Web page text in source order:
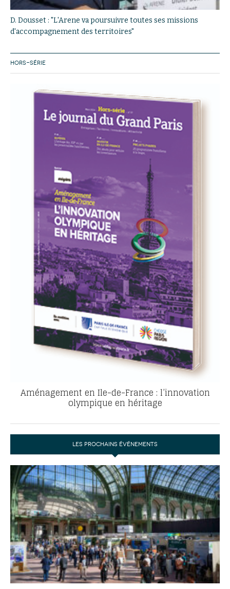
D. Dousset : "L'Arene va poursuivre toutes ses missions
d'accompagnement des territoires"
HORS-SÉRIE
Aménagement en Ile-de-France : l’innovation
olympique en héritage
LES PROCHAINS ÉVÉNEMENTS